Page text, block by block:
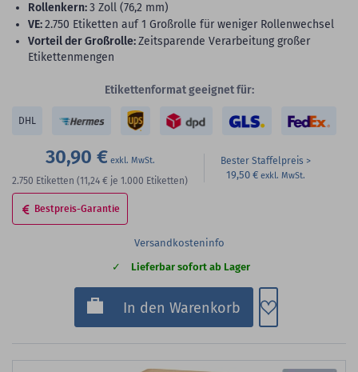
Rollenkern:3 Zoll (76,2 mm)
VE:2.750 Etiketten auf 1 Großrolle für weniger Rollenwechsel
Vorteil der Großrolle:Zeitsparende Verarbeitung großer
Etikettenmengen
Etikettenformat geeignet für:
DHL
30,90 €
2.750 Etiketten (11,24 € je 1.000 Etiketten)
Bester Staffelpreis
19,50 €
Bestpreis-Garantie
Versandkosteninfo
Lieferbar sofort ab Lager
In den Warenkorb Zum